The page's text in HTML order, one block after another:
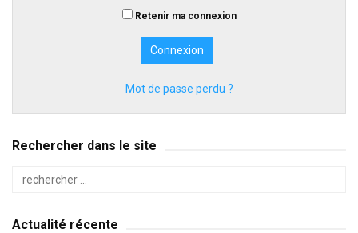
Retenir ma connexion
Mot de passe perdu ?
Rechercher dans le site
Actualité récente